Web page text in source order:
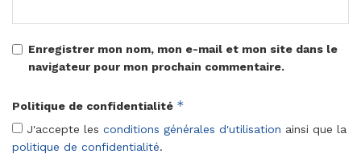
Enregistrer mon nom, mon e-mail et mon site dans le
navigateur pour mon prochain commentaire.
Politique de confidentialité *
J'accepte les conditions générales d'utilisation ainsi que la
politique de confidentialité.